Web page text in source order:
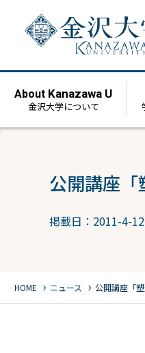
About Kanazawa U
金沢大学について
公開講座
掲載日：2011-4-12
HOME chevron_right ニュース chevron_right 公開講座「